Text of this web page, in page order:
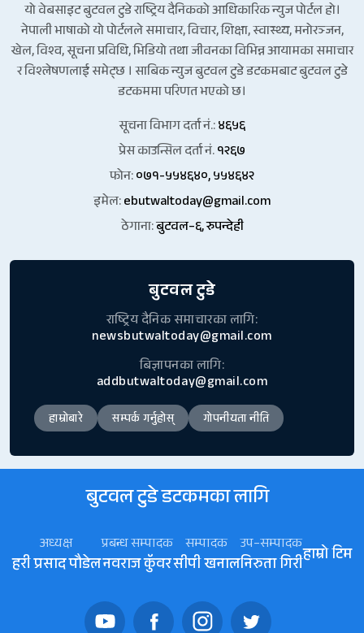
यो वेबसाइट बुटवल टुडे राष्ट्रिय दैनिकको आधिकारिक न्युज पोर्टल हो।
नेपाली भाषाको यो पोर्टलले समाचार, विचार, शिक्षा, स्वास्थ्य, मनोरञ्जन,
खेल, विश्व, सूचना प्रविधि, भिडियो तथा जीवनका विभिन्न आयामका समाचार
र विश्लेषणलाई समेट्छ । साबिक न्युज बुटवल टुडे डटकमबाट बुटवल टुडे
डटकममा परिणत भएको छ।
सूचना विभाग दर्ता नं.:४६५६
प्रेस काउन्सिल दर्ता नं.१२६७
फोन:०७१-५५४६४०, ५५४६४२
इमेल:ebutwaltoday@gmail.com
ठेगाना:बुटवल–६, रुपन्देही
बुटवल टुडे
राष्ट्रिय दैनिक समाचारका लागि:
newsbutwaltoday@gmail.com
बिज्ञापनका लागि:
addbutwaltoday@gmail.com
हाम्रोबारे सम्पर्क गर्नुहोस् गोपनीयता नीति
बुटवल टुडे डटकमका लागि
अध्यक्ष
हरी प्रसाद पौडेल
प्रबन्ध सम्पादक
नवराज कॅुवर
सम्पादक
सीपी खनाल
उप–सम्पादक
निरुता गिरीहाम्रो टिम